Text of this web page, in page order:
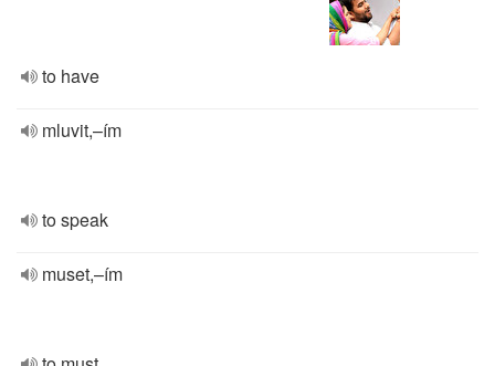
to have
mluvit,–ím
to speak
muset,–ím